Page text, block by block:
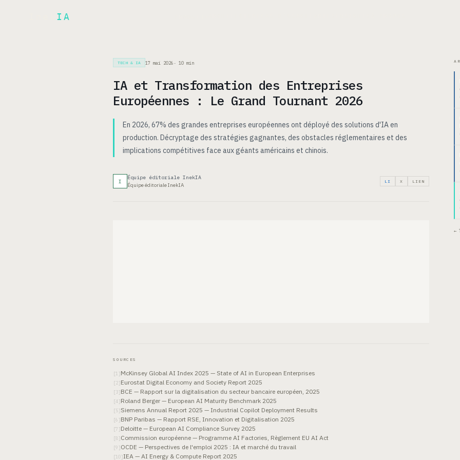
IA
TECH & IA 17 mai 2026 · 10 min
IA et Transformation des Entreprises
Européennes : Le Grand Tournant 2026
En 2026, 67% des grandes entreprises européennes ont déployé des solutions d'IA en
production. Décryptage des stratégies gagnantes, des obstacles réglementaires et des
implications compétitives face aux géants américains et chinois.
I
Équipe éditoriale InekIA
Équipe éditoriale InekIA
LI X LIEN
SOURCES
[1 ]McKinsey Global AI Index 2025 — State of AI in European Enterprises
[2]Eurostat Digital Economy and Society Report 2025
[ 3]BCE — Rapport sur la digitalisation du secteur bancaire européen, 2025
[4 ]Roland Berger — European AI Maturity Benchmark 2025
[5]Siemens Annual Report 2025 — Industrial Copilot Deployment Results
[6 ]BNP Paribas — Rapport RSE, Innovation et Digitalisation 2025
[7 ]Deloitte — European AI Compliance Survey 2025
[8]Commission européenne — Programme AI Factories, Règlement EU AI Act
[9 ]OCDE — Perspectives de l'emploi 2025 : IA et marché du travail
[10]IEA — AI Energy & Compute Report 2025
←